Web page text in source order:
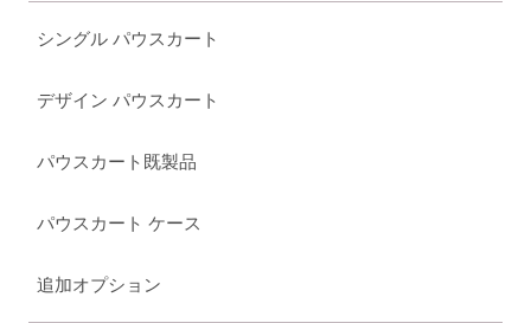
シングル パウスカート
デザイン パウスカート
パウスカート既製品
パウスカート ケース
追加オプション